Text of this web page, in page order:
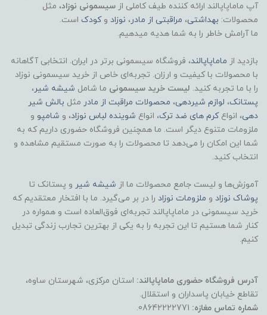
آپ ماماپاپالند ارائه کننده طیف کاملی از سیسمونی نوزاد، مثل
محصولات: بهداشتی، مراقبتی از مادر، نوزاد وکودک است.
ما آرامش خاطر را به شما هدیه میدهیم.
بازدید از ماماپاپالند، فروشگاه سیسمونی برتر در ایران. انتخابی آگاهانه
با محصولات با کیفیت و ارزان. تجربه‌ای خاص از خرید سیسمونی نوزاد
را با ما تجربه کنید. لیست خرید سیسمونی ما شامل شیشه شیر،
پستانک، لوازم شیردهی، محصولات مراقبت از مادر مثل بالش شیر
دهی، انواعکرم های ضد ترک، انواع شوینده لباس نوزاد، و شامپو و
ملزومات متنوع دیگر است. ما همچنین فروشگاه حضوری داریم که به
شما این امکان را می‌دهد تا محصولات را به صورت مستقیم مشاهده و
انتخاب کنید.
آموزش‌ها و لیست جامع محصولات ما از شیشه شیر و پستانک تا
پوشاک نوزاد و ملزومات نوزاد را در بر می‌گیرد. ما با افتخار معتقدیم که
خرید سیسمونی در ماماپاپالند تجربه‌ای فوق‌العاده است و همواره در
کنار شما هستیم تا این تجربه را به یکی از بهترین تجارب زندگی تبدیل
کنیم.
آدرس فروشگاه حضوری ماماپاپالند: استان مرکزی، شهرستان ساوه،
تقاطع خیابان پاسداران و استقلال.
شماره تماس مغازه: